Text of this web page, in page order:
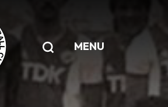
MENU